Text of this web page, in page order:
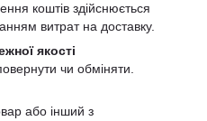
коштів здійснюється
витрат на доставку.
якості
чи обміняти.
або інший з